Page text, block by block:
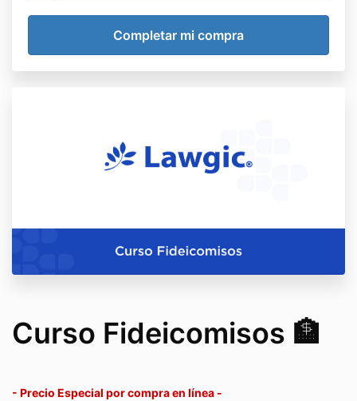
Curso Fideicomisos 🏦
- Precio Especial por compra en línea -